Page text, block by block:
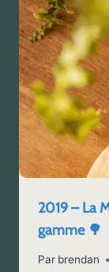
2019 – La
gamme 🌳
Par brendan